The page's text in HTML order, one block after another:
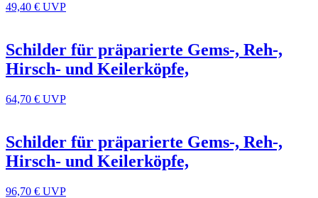
49,40 € UVP
Schilder für präparierte Gems-, Reh-,
Hirsch- und Keilerköpfe,
64,70 € UVP
Schilder für präparierte Gems-, Reh-,
Hirsch- und Keilerköpfe,
96,70 € UVP